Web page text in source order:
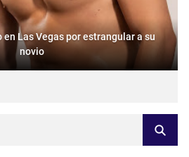
en Las Vegas por estrangular a su
novio